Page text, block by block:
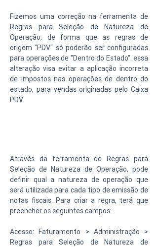
Fizemos uma correção na ferramenta de
Regras para Seleção de Natureza de
Operação, de forma que as regras de
origem "PDV" só poderão ser configuradas
para operações de "Dentro do Estado". essa
alteração visa evitar a aplicação incorreta
de impostos nas operações de dentro do
estado, para vendas originadas pelo Caixa
PDV.
Através da ferramenta de Regras para
Seleção de Natureza de Operação, pode
definir qual a natureza de operação que
será utilizada para cada tipo de emissão de
notas fiscais. Para criar a regra, terá que
preencher os seguintes campos:
Acesso: Faturamento > Administração >
Regras para Seleção de Natureza de